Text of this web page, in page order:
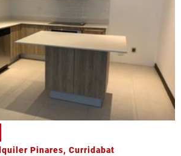
Pinares, Curridabat